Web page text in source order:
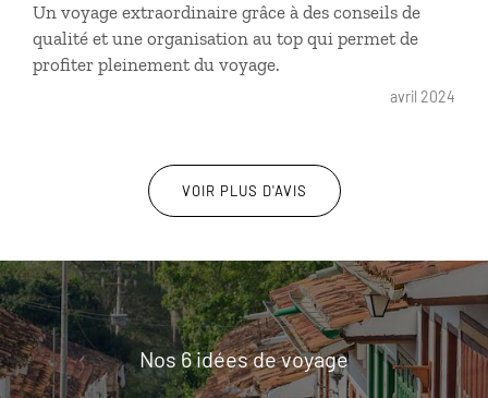
pour une prochaine aventure !
Un voyage extraordinaire grâce à des conseils de
qualité et une organisation au top qui permet de
profiter pleinement du voyage.
avril 2024
VOIR PLUS D'AVIS
Nos 6 idées de voyage